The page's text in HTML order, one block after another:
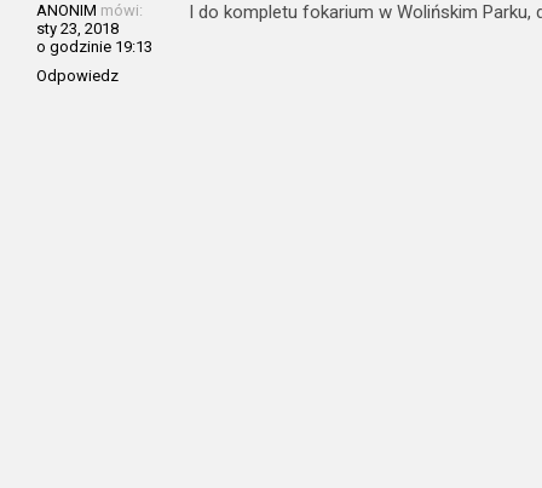
ANONIM mówi:
sty 23, 2018
o godzinie 19:13
Odpowiedz
I do kompletu fokarium w Wolińskim Parku,